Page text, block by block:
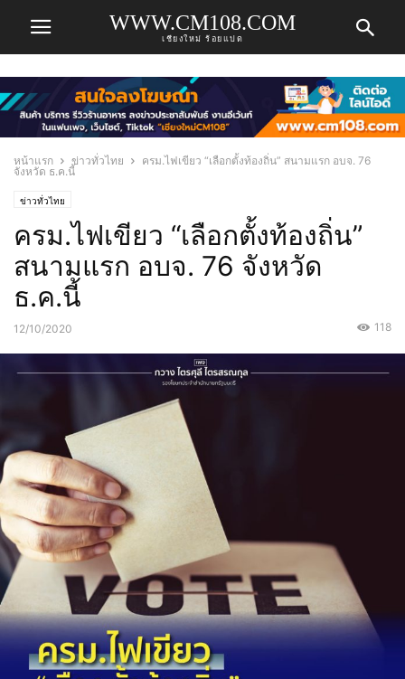
WWW.CM108.COM
เชียงใหม่ ร้อยแปด
หน้าแรก ข่าวทั่วไทย
ครม.ไฟเขียว “เลือกตั้งท้องถิ่น” สนามแรก อบจ. 76
จังหวัด ธ.ค.นี้
ข่าวทั่วไทย
ครม.ไฟเขียว “เลือกตั้งท้องถิ่น”
สนามแรก อบจ. 76 จังหวัด
ธ.ค.นี้
12/10/2020 118